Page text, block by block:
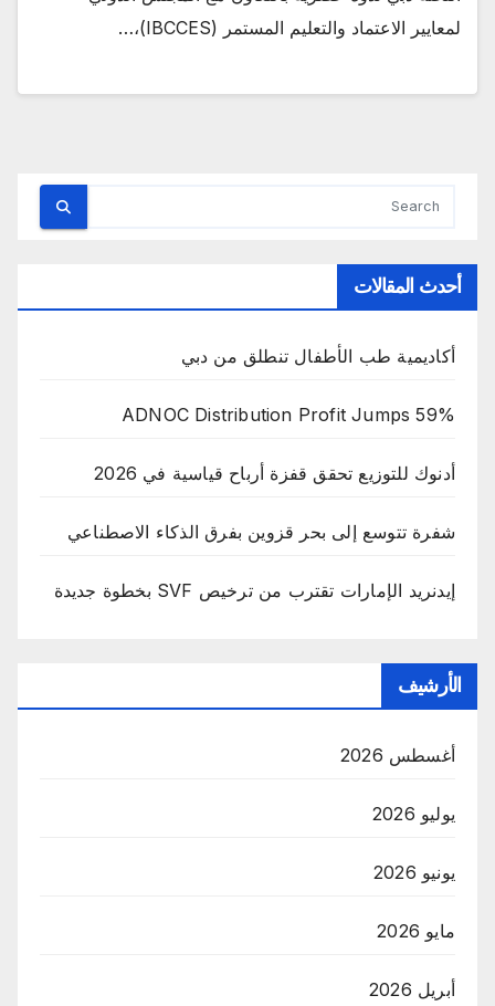
لمعايير الاعتماد والتعليم المستمر (IBCCES)،…
أحدث المقالات
أكاديمية طب الأطفال تنطلق من دبي
ADNOC Distribution Profit Jumps 59%
أدنوك للتوزيع تحقق قفزة أرباح قياسية في 2026
شفرة تتوسع إلى بحر قزوين بفرق الذكاء الاصطناعي
إيدنريد الإمارات تقترب من ترخيص SVF بخطوة جديدة
الأرشيف
أغسطس 2026
يوليو 2026
يونيو 2026
مايو 2026
أبريل 2026